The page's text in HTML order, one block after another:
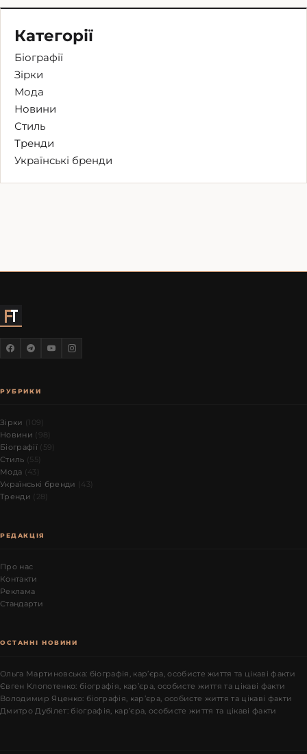
Категорії
Біографії
Зірки
Мода
Новини
Стиль
Тренди
Українські бренди
РУБРИКИ
Зірки (109)
Новини (98)
Біографії (59)
Стиль (55)
Мода (43)
Українські бренди (43)
Тренди (28)
РЕДАКЦІЯ
Про нас
Контакти
Реклама
Стандарти
ОСТАННІ НОВИНИ
Ольга Мартиновська: біографія, кар’єра, особисте життя та цікаві факти
Євген Клопотенко: біографія, кар’єра, особисте життя та цікаві факти
Володимир Яценко: біографія, кар’єра, особисте життя та цікаві факти
Дмитро Дубілет: біографія, кар’єра, особисте життя та цікаві факти